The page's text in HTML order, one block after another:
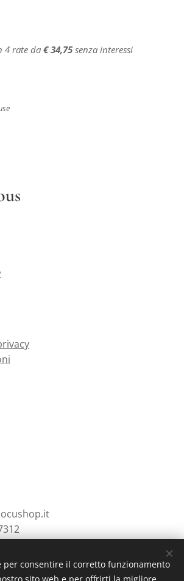
4 rate da € 34,75senza interessi
per consentire il corretto funzionamento